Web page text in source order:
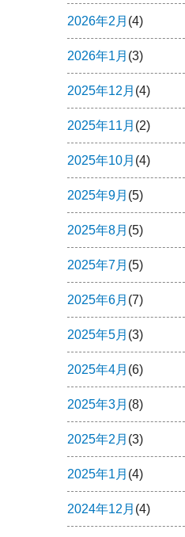
2026年2月 (4)
2026年1月 (3)
2025年12月 (4)
2025年11月 (2)
2025年10月 (4)
2025年9月 (5)
2025年8月 (5)
2025年7月 (5)
2025年6月 (7)
2025年5月 (3)
2025年4月 (6)
2025年3月 (8)
2025年2月 (3)
2025年1月 (4)
2024年12月 (4)